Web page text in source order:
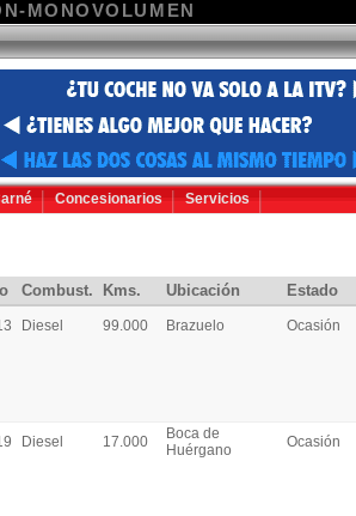
MONOVOLUMEN
Concesionarios Servicios
Combust. Kms. Ubicación Estado
Diesel 99.000 Brazuelo Ocasión
Diesel 17.000
Boca de
Huérgano
Ocasión